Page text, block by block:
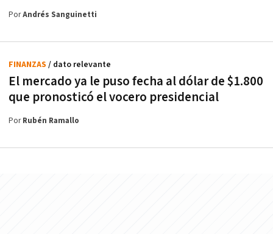
PorAndrés Sanguinetti
El mercado ya le puso fecha al dólar de $1.800
que pronosticó el vocero presidencial
FINANZAS / dato relevante
PorRubén Ramallo